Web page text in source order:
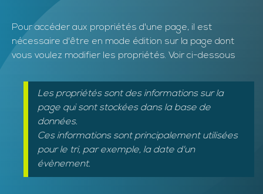
Pour accéder aux propriétés d'une page, il est
nécessaire d'être en mode édition sur la page dont
vous voulez modifier les propriétés. Voir ci-dessous
Les propriétés sont des informations sur la
page qui sont stockées dans la base de
données.
Ces informations sont principalement utilisées
pour le tri, par exemple, la date d'un
évènement.